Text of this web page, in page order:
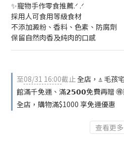
✨寵物手作零食推薦.ᐟ .ᐟ
採用人可食用等級食材
不添加澱粉、香料、色素、防腐劑
保留自然肉香及純肉的口感
至08/31 16:00截止全店，⍋ 毛孩
館滿千免運、滿𝟮𝟱𝟬𝟬免費再贈
全店，購物滿$1000 享免運優惠
查看更多